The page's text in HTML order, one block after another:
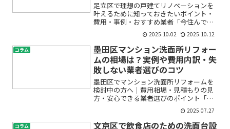
足立区で理想の戸建てリノベーションを
叶えるために知っておきたいポイント・
費用・事例・おすすめ業者「今住んでい
る家をもっと快適にしたい」「古くなっ
た戸建てを新しく生まれ変わらせたい」
と思いながらも、リノベーションについ
ては不安や疑問がたくさん...
2025.10.02 2025.10.12
コラム
墨田区マンション洗面所リフォー
ムの相場は？実例や費用内訳・失
敗しない業者選びのコツ
墨田区でマンション洗面所リフォームを
検討中の方へ｜費用相場・見積もりの見
方・安心できる業者選びのポイント「毎
朝使う洗面所をもっと快適にしたい」
「古くなった洗面台をそろそろ交換した
いけど、リフォーム費用がどれくらいか
2025.07.27
コラム
文京区で飲食店のための洗面台設